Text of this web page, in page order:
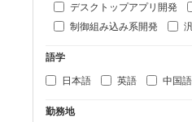
デスクトップアプリ開発
制御組み込み系開発
語学
日本語
英語 中国語
勤務地